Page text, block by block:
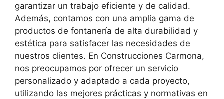
garantizar un trabajo eficiente y de calidad.
Además, contamos con una amplia gama de
productos de fontanería de alta durabilidad y
estética para satisfacer las necesidades de
nuestros clientes. En Construcciones Carmona,
nos preocupamos por ofrecer un servicio
personalizado y adaptado a cada proyecto,
utilizando las mejores prácticas y normativas en